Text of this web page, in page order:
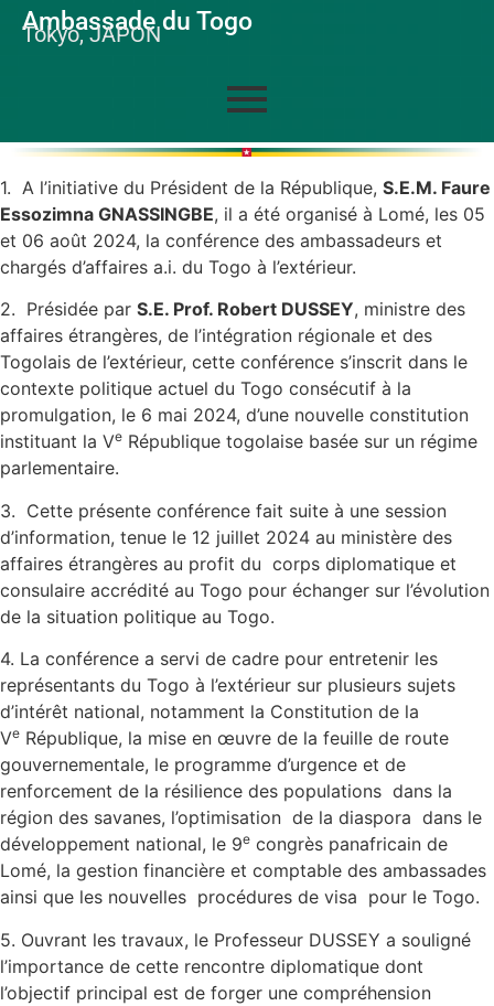
Ambassade du Togo
Tokyo, JAPON
1. A l’initiative du Président de la République, S.E.M. Faure
Essozimna GNASSINGBE, il a été organisé à Lomé, les 05
et 06 août 2024, la conférence des ambassadeurs et
chargés d’affaires a.i. du Togo à l’extérieur.
2. Présidée par S.E. Prof. Robert DUSSEY, ministre des
affaires étrangères, de l’intégration régionale et des
Togolais de l’extérieur, cette conférence s’inscrit dans le
contexte politique actuel du Togo consécutif à la
promulgation, le 6 mai 2024, d’une nouvelle constitution
instituant la Ve République togolaise basée sur un régime
parlementaire.
3. Cette présente conférence fait suite à une session
d’information, tenue le 12 juillet 2024 au ministère des
affaires étrangères au profit du corps diplomatique et
consulaire accrédité au Togo pour échanger sur l’évolution
de la situation politique au Togo.
4. La conférence a servi de cadre pour entretenir les
représentants du Togo à l’extérieur sur plusieurs sujets
d’intérêt national, notamment la Constitution de la
Ve République, la mise en œuvre de la feuille de route
gouvernementale, le programme d’urgence et de
renforcement de la résilience des populations dans la
région des savanes, l’optimisation de la diaspora dans le
développement national, le 9e congrès panafricain de
Lomé, la gestion financière et comptable des ambassades
ainsi que les nouvelles procédures de visa pour le Togo.
5. Ouvrant les travaux, le Professeur DUSSEY a souligné
l’importance de cette rencontre diplomatique dont
l’objectif principal est de forger une compréhension